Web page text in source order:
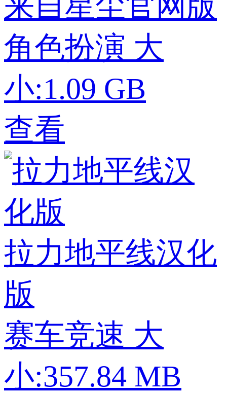
角色扮演 大
小:1.09 GB
查看
拉力地平线汉化
版
赛车竞速 大
小:357.84 MB